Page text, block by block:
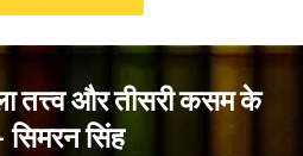
तत्त्व और तीसरी कसम के
सिमरन सिंह